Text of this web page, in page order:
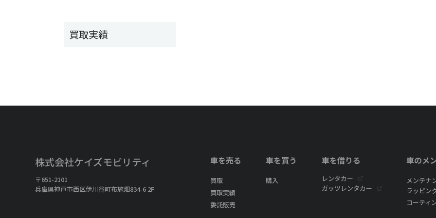
買取実績
株式会社ケイズモビリティ
〒651-2101
兵庫県神戸市西区伊川谷町布施畑834-6 2F
車を売る
買取
買取実績
委託販売
車を買う
購入
車を借りる
レンタカー
ガッツレンタカー
車のメ
メンテナ
ラッピン
コーティ